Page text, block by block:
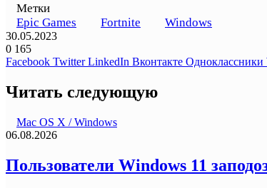
Метки
Epic Games
Fortnite Windows
30.05.2023
0 165
Facebook Twitter LinkedIn Вконтакте Одноклассники
Читать следующую
Mac OS X / Windows
06.08.2026
Пользователи Windows 11